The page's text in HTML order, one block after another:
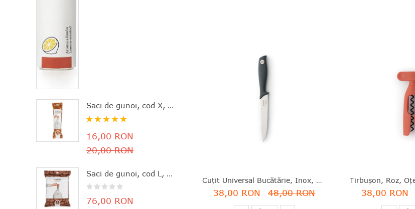
Cuţit Universal Bucătărie, Inox, Gri Închis, 24.8 Cm, Tasty Plus, Brabantia - 8710755120947
38,00 RON 48,00 RON 38,00 RON
Saci de gunoi, cod X, 20 bucăţi, 10-12 l, Brabantia - 8710755116728
Rating:
16,00 RON
20,00 RON
Saci de gunoi, cod L, 40 bucăţi, 40-45 l, Brabantia - 8710755138645
76,00 RON